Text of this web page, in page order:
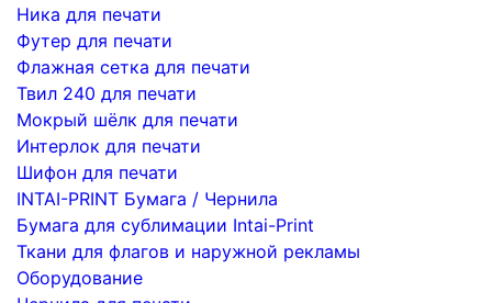
Ника для печати
Футер для печати
Флажная сетка для печати
Твил 240 для печати
Мокрый шёлк для печати
Интерлок для печати
Шифон для печати
INTAI-PRINT Бумага / Чернила
Бумага для сублимации Intai-Print
Ткани для флагов и наружной рекламы
Оборудование